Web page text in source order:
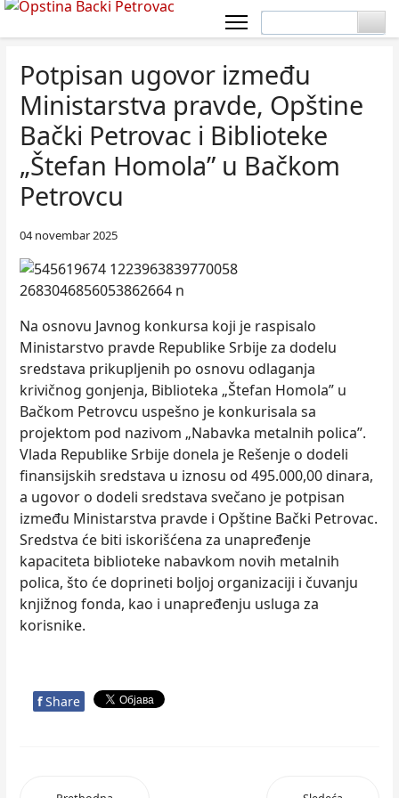
Potpisan ugovor između
Ministarstva pravde, Opštine
Bački Petrovac i Biblioteke
„Štefan Homola” u Bačkom
Petrovcu
04 novembar 2025
Na osnovu Javnog konkursa koji je raspisalo
Ministarstvo pravde Republike Srbije za dodelu
sredstava prikupljenih po osnovu odlaganja
krivičnog gonjenja, Biblioteka „Štefan Homola” u
Bačkom Petrovcu uspešno je konkurisala sa
projektom pod nazivom „Nabavka metalnih polica”.
Vlada Republike Srbije donela je Rešenje o dodeli
finansijskih sredstava u iznosu od 495.000,00 dinara,
a ugovor o dodeli sredstava svečano je potpisan
između Ministarstva pravde i Opštine Bački Petrovac.
Sredstva će biti iskorišćena za unapređenje
kapaciteta biblioteke nabavkom novih metalnih
polica, što će doprineti boljoj organizaciji i čuvanju
knjižnog fonda, kao i unapređenju usluga za
korisnike.
f Share